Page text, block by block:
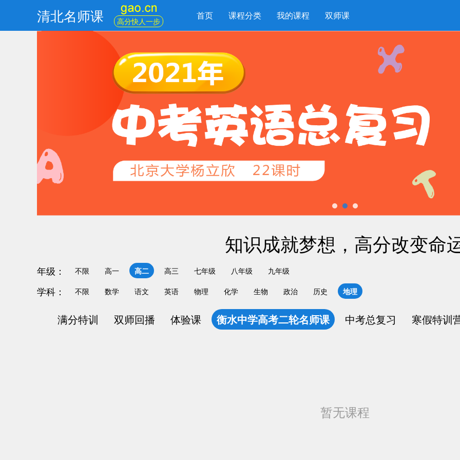
清北名师课 高分快人一步 首页 课程分类 我的课程 双师课
知识成就梦想，高分改变命
年级： 不限 高一 高二 高三 七年级 八年级 九年级
学科： 不限 数学 语文 英语 物理 化学 生物 政治 历史 地理
满分特训 双师回播 体验课 衡水中学高考二轮名师课 中考总复习 寒假特训
暂无课程